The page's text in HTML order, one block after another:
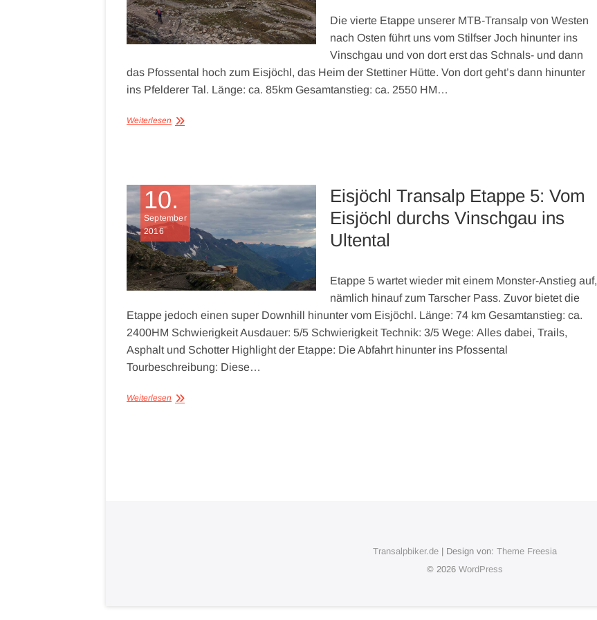
Die vierte Etappe unserer MTB-Transalp von Westen
nach Osten führt uns vom Stilfser Joch hinunter ins
Vinschgau und von dort erst das Schnals- und dann
das Pfossental hoch zum Eisjöchl, das Heim der Stettiner Hütte. Von dort geht’s dann hinunter
ins Pfelderer Tal. Länge: ca. 85km Gesamtanstieg: ca. 2550 HM…
Weiterlesen
10.
September
2016
Eisjöchl Transalp Etappe 5: Vom
Eisjöchl durchs Vinschgau ins
Ultental
Etappe 5 wartet wieder mit einem Monster-Anstieg auf,
nämlich hinauf zum Tarscher Pass. Zuvor bietet die
Etappe jedoch einen super Downhill hinunter vom Eisjöchl. Länge: 74 km Gesamtanstieg: ca.
2400HM Schwierigkeit Ausdauer: 5/5 Schwierigkeit Technik: 3/5 Wege: Alles dabei, Trails,
Asphalt und Schotter Highlight der Etappe: Die Abfahrt hinunter ins Pfossental
Tourbeschreibung: Diese…
Weiterlesen
Transalpbiker.de | Design von: Theme Freesia
© 2026 WordPress